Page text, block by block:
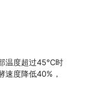
温度超过45℃时
速度降低40%，